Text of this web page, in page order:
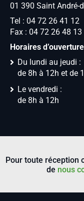
01 390 Saint André-
Tel : 04 72 26 41 12
Fax : 04 72 26 48 13
Horaires
Du lundi au jeudi :
de 8h à 12h et de
Le vendredi :
de 8h à 12h
Pour toute réception
de nous